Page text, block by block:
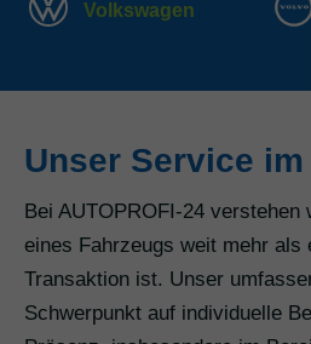
Volkswagen
Unser Service
Bei AUTOPROFI-24 verstehen
eines Fahrzeugs weit mehr als
Transaktion ist. Unser
Schwerpunkt auf individuelle